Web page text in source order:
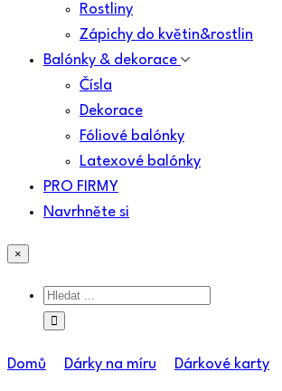
Rostliny
Zápichy do květin&rostlin
Balónky & dekorace
Čísla
Dekorace
Fóliové balónky
Latexové balónky
PRO FIRMY
Navrhněte si
×
Domů Dárky na míru Dárkové karty